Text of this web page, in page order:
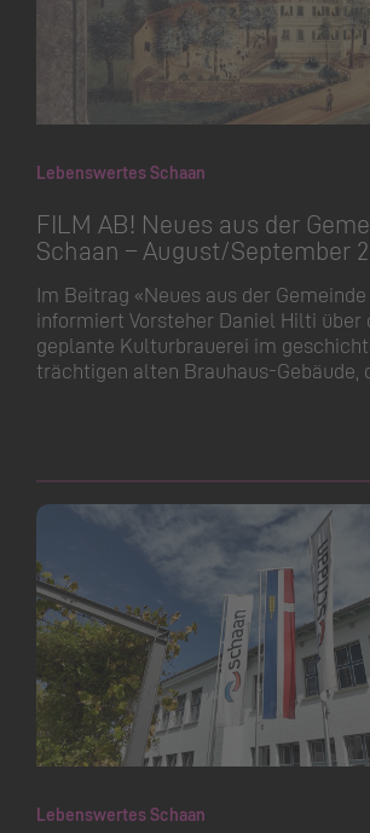
Lebenswertes Schaan
FILM AB! Neues aus der
Schaan – August/September
Im Beitrag «Neues aus der
informiert Vorsteher Daniel Hilti über
geplante Kulturbrauerei im
trächtigen alten Brauhaus-Gebäude,
Lebenswertes Schaan